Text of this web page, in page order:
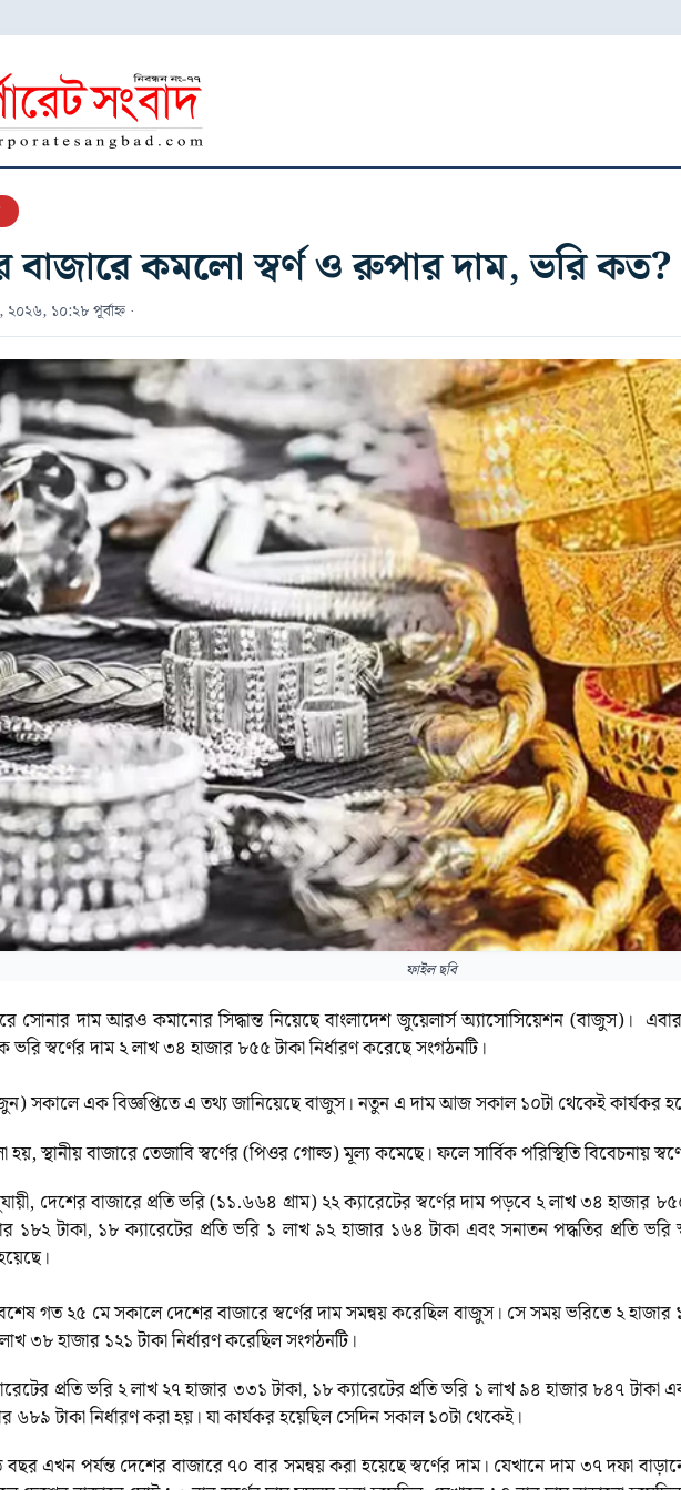
বাজারে কমলো স্বর্ণ ও রুপার দাম, ভরি কত?
১০:২৮ পূর্বাহ্ন ·
ফাইল ছবি
সোনার দাম আরও কমানোর সিদ্ধান্ত নিয়েছে বাংলাদেশ জুয়েলার্স অ্যাসোসিয়েশন (বাজুস)।
ভরি স্বর্ণের দাম ২ লাখ ৩৪ হাজার ৮৫৫ টাকা নির্ধারণ করেছে সংগঠনটি।
সকালে এক বিজ্ঞপ্তিতে এ তথ্য জানিয়েছে বাজুস। নতুন এ দাম আজ সকাল ১০টা থেকেই কার্যকর
হয়, স্থানীয় বাজারে তেজাবি স্বর্ণের (পিওর গোল্ড) মূল্য কমেছে। ফলে সার্বিক পরিস্থিতি বিবেচনায়
দেশের বাজারে প্রতি ভরি (১১.৬৬৪ গ্রাম) ২২ ক্যারেটের স্বর্ণের দাম পড়বে ২ লাখ ৩৪ হাজার
১৮২ টাকা, ১৮ ক্যারেটের প্রতি ভরি ১ লাখ ৯২ হাজার ১৬৪ টাকা এবং সনাতন পদ্ধতির প্রতি ভরি
গত ২৫ মে সকালে দেশের বাজারে স্বর্ণের দাম সমন্বয় করেছিল বাজুস। সে সময় ভরিতে ২ হাজার
লাখ ৩৮ হাজার ১২১ টাকা নির্ধারণ করেছিল সংগঠনটি।
প্রতি ভরি ২ লাখ ২৭ হাজার ৩৩১ টাকা, ১৮ ক্যারেটের প্রতি ভরি ১ লাখ ৯৪ হাজার ৮৪৭ টাকা
৬৮৯ টাকা নির্ধারণ করা হয়। যা কার্যকর হয়েছিল সেদিন সকাল ১০টা থেকেই।
বছর এখন পর্যন্ত দেশের বাজারে ৭০ বার সমন্বয় করা হয়েছে স্বর্ণের দাম। যেখানে দাম ৩৭ দফা